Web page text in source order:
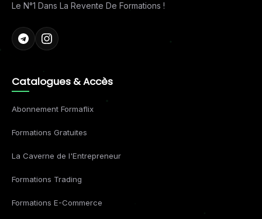
Le N°1 Dans La Revente De Formations !
Catalogues & Accès
Abonnement Formaflix
Formations Gratuites
La Caverne de l'Entrepreneur
Formations Trading
Formations E-Commerce